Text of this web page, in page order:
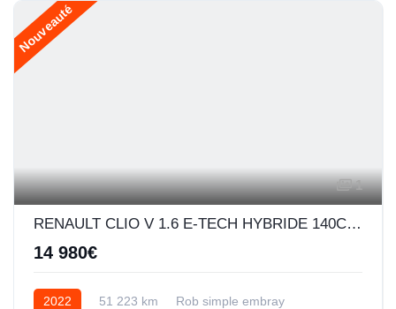
Nouveauté
1
RENAULT CLIO V 1.6 E-TECH HYBRIDE 140CH BUSINESS -21N
14 980€
2022 51 223 km Rob simple embray